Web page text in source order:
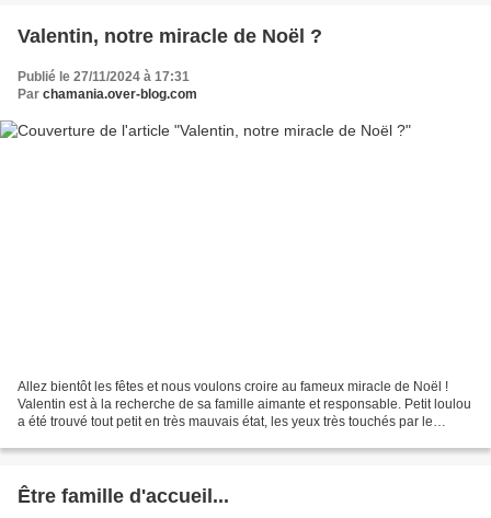
Valentin, notre miracle de Noël ?
Publié le 27/11/2024 à 17:31
Par chamania.over-blog.com
Allez bientôt les fêtes et nous voulons croire au fameux miracle de Noël !
Valentin est à la recherche de sa famille aimante et responsable. Petit loulou
a été trouvé tout petit en très mauvais état, les yeux très touchés par le
Être famille d'accueil...